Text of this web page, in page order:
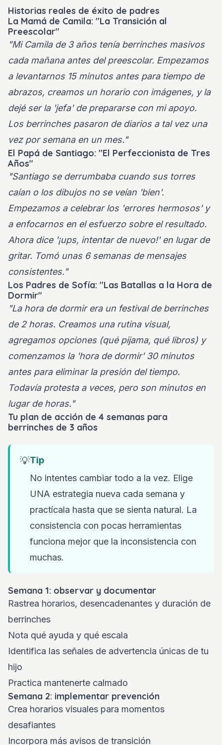
Historias reales de éxito de padres
La Mamá de Camila: "La Transición al
Preescolar"
"Mi Camila de 3 años tenía berrinches masivos
cada mañana antes del preescolar. Empezamos
a levantarnos 15 minutos antes para tiempo de
abrazos, creamos un horario con imágenes, y la
dejé ser la 'jefa' de prepararse con mi apoyo.
Los berrinches pasaron de diarios a tal vez una
vez por semana en un mes."
El Papá de Santiago: "El Perfeccionista de Tres
Años"
"Santiago se derrumbaba cuando sus torres
caían o los dibujos no se veían 'bien'.
Empezamos a celebrar los 'errores hermosos' y
a enfocarnos en el esfuerzo sobre el resultado.
Ahora dice '¡ups, intentar de nuevo!' en lugar de
gritar. Tomó unas 6 semanas de mensajes
consistentes."
Los Padres de Sofía: "Las Batallas a la Hora de
Dormir"
"La hora de dormir era un festival de berrinches
de 2 horas. Creamos una rutina visual,
agregamos opciones (qué pijama, qué libros) y
comenzamos la 'hora de dormir' 30 minutos
antes para eliminar la presión del tiempo.
Todavía protesta a veces, pero son minutos en
lugar de horas."
Tu plan de acción de 4 semanas para
berrinches de 3 años
💡Tip
No intentes cambiar todo a la vez. Elige
UNA estrategia nueva cada semana y
practícala hasta que se sienta natural. La
consistencia con pocas herramientas
funciona mejor que la inconsistencia con
muchas.
Semana 1: observar y documentar
Rastrea horarios, desencadenantes y duración de
berrinches
Nota qué ayuda y qué escala
Identifica las señales de advertencia únicas de tu
hijo
Practica mantenerte calmado
Semana 2: implementar prevención
Crea horarios visuales para momentos
desafiantes
Incorpora más avisos de transición